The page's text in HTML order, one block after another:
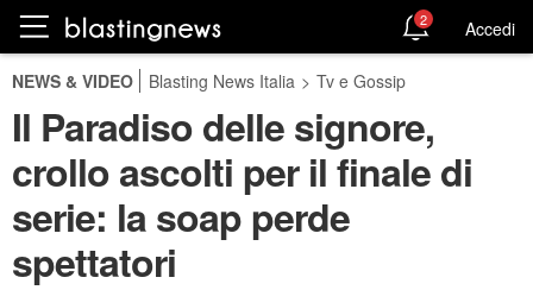
2 Accedi
NEWS & VIDEO Blasting News Italia > Tv e Gossip
Il Paradiso delle signore,
crollo ascolti per il finale di
serie: la soap perde
spettatori